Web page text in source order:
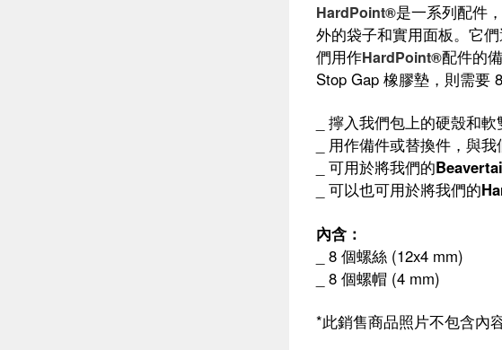
HardPoint®是一系列配件
外的袋子和實用面板。它
們用作HardPoint®配件的
Stop Gap 橡膠墊，則需要
_ 擰入我們包上的硬殼和
_ 用作備件或替換件，與我
_ 可用於將我們的
_ 可以也可用於將我們的
內含：
_ 8 個螺絲 (12x4 mm)
_ 8 個螺帽 (4 mm)
*此銷售商品照片不包含內